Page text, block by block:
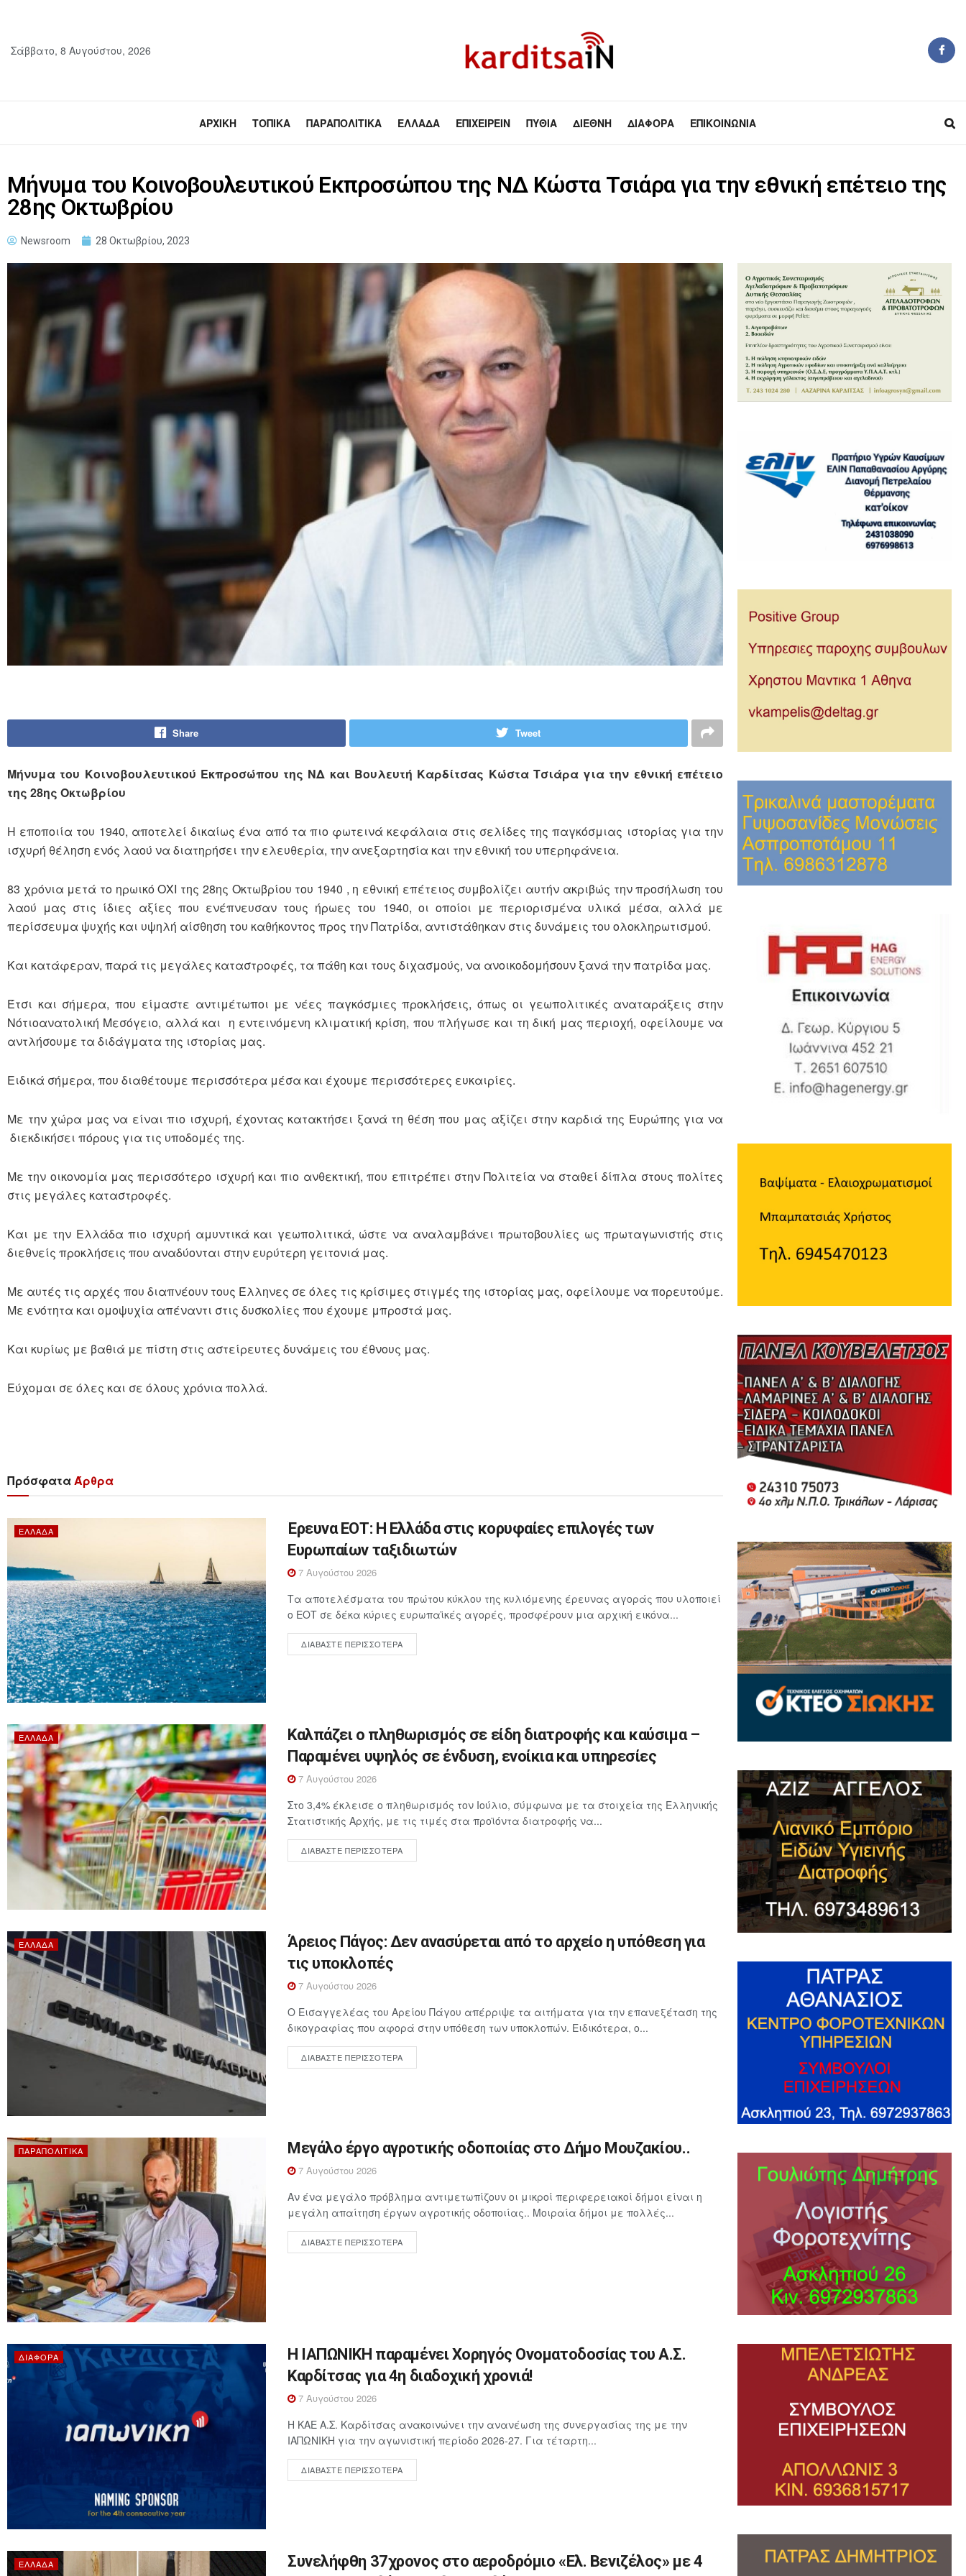
Σάββατο, 8 Αυγούστου, 2026
ΑΡΧΙΚΉ ΤΟΠΙΚΆ ΠΑΡΑΠΟΛΙΤΙΚΆ ΕΛΛΆΔΑ ΕΠΙΧΕΙΡΕΊΝ ΠΥΘΊΑ ΔΙΕΘΝΉ ΔΙΆΦΟΡΑ ΕΠΙΚΟΙΝΩΝΊΑ
Μήνυμα του Κοινοβουλευτικού Εκπροσώπου της ΝΔ Κώστα Τσιάρα για την εθνική επέτειο της
28ης Οκτωβρίου
Newsroom 28 Οκτωβρίου, 2023
Share Tweet
Μήνυμα του Κοινοβουλευτικού Εκπροσώπου της ΝΔ και Βουλευτή Καρδίτσας Κώστα Τσιάρα για την εθνική επέτειο
της 28ης Οκτωβρίου
Η εποποιία του 1940, αποτελεί δικαίως ένα από τα πιο φωτεινά κεφάλαια στις σελίδες της παγκόσμιας ιστορίας για την
ισχυρή θέληση ενός λαού να διατηρήσει την ελευθερία, την ανεξαρτησία και την εθνική του υπερηφάνεια.
83 χρόνια μετά το ηρωικό ΟΧΙ της 28ης Οκτωβρίου του 1940 , η εθνική επέτειος συμβολίζει αυτήν ακριβώς την προσήλωση του
λαού μας στις ίδιες αξίες που ενέπνευσαν τους ήρωες του 1940, οι οποίοι με περιορισμένα υλικά μέσα, αλλά με
περίσσευμα ψυχής και υψηλή αίσθηση του καθήκοντος προς την Πατρίδα, αντιστάθηκαν στις δυνάμεις του ολοκληρωτισμού.
Και κατάφεραν, παρά τις μεγάλες καταστροφές, τα πάθη και τους διχασμούς, να ανοικοδομήσουν ξανά την πατρίδα μας.
Έτσι και σήμερα, που είμαστε αντιμέτωποι με νέες παγκόσμιες προκλήσεις, όπως οι γεωπολιτικές αναταράξεις στην
Νότιοανατολική Μεσόγειο, αλλά και η εντεινόμενη κλιματική κρίση, που πλήγωσε και τη δική μας περιοχή, οφείλουμε να
αντλήσουμε τα διδάγματα της ιστορίας μας.
Ειδικά σήμερα, που διαθέτουμε περισσότερα μέσα και έχουμε περισσότερες ευκαιρίες.
Με την χώρα μας να είναι πιο ισχυρή, έχοντας κατακτήσει ξανά τη θέση που μας αξίζει στην καρδιά της Ευρώπης για να
διεκδικήσει πόρους για τις υποδομές της.
Με την οικονομία μας περισσότερο ισχυρή και πιο ανθεκτική, που επιτρέπει στην Πολιτεία να σταθεί δίπλα στους πολίτες
στις μεγάλες καταστροφές.
Και με την Ελλάδα πιο ισχυρή αμυντικά και γεωπολιτικά, ώστε να αναλαμβάνει πρωτοβουλίες ως πρωταγωνιστής στις
διεθνείς προκλήσεις που αναδύονται στην ευρύτερη γειτονιά μας.
Με αυτές τις αρχές που διαπνέουν τους Έλληνες σε όλες τις κρίσιμες στιγμές της ιστορίας μας, οφείλουμε να πορευτούμε.
Με ενότητα και ομοψυχία απέναντι στις δυσκολίες που έχουμε μπροστά μας.
Και κυρίως με βαθιά με πίστη στις αστείρευτες δυνάμεις του έθνους μας.
Εύχομαι σε όλες και σε όλους χρόνια πολλά.
ΠρόσφαταΆρθρα
ΕΛΛΆΔΑ
Έρευνα ΕΟΤ: Η Ελλάδα στις κορυφαίες επιλογές των
Ευρωπαίων ταξιδιωτών
7 Αυγούστου 2026
Τα αποτελέσματα του πρώτου κύκλου της κυλιόμενης έρευνας αγοράς που υλοποιεί
ο ΕΟΤ σε δέκα κύριες ευρωπαϊκές αγορές, προσφέρουν μια αρχική εικόνα...
ΔΙΑΒΆΣΤΕ ΠΕΡΙΣΣΌΤΕΡΑ
ΕΛΛΆΔΑ
Καλπάζει ο πληθωρισμός σε είδη διατροφής και καύσιμα –
Παραμένει υψηλός σε ένδυση, ενοίκια και υπηρεσίες
7 Αυγούστου 2026
Στο 3,4% έκλεισε ο πληθωρισμός τον Ιούλιο, σύμφωνα με τα στοιχεία της Ελληνικής
Στατιστικής Αρχής, με τις τιμές στα προϊόντα διατροφής να...
ΔΙΑΒΆΣΤΕ ΠΕΡΙΣΣΌΤΕΡΑ
ΕΛΛΆΔΑ
Άρειος Πάγος: Δεν ανασύρεται από το αρχείο η υπόθεση για
τις υποκλοπές
7 Αυγούστου 2026
Ο Εισαγγελέας του Αρείου Πάγου απέρριψε τα αιτήματα για την επανεξέταση της
δικογραφίας που αφορά στην υπόθεση των υποκλοπών. Ειδικότερα, ο...
ΔΙΑΒΆΣΤΕ ΠΕΡΙΣΣΌΤΕΡΑ
ΠΑΡΑΠΟΛΙΤΙΚΆ Μεγάλο έργο αγροτικής οδοποιίας στο Δήμο Μουζακίου..
7 Αυγούστου 2026
Αν ένα μεγάλο πρόβλημα αντιμετωπίζουν οι μικροί περιφερειακοί δήμοι είναι η
μεγάλη απαίτηση έργων αγροτικής οδοποιίας.. Μοιραία δήμοι με πολλές...
ΔΙΑΒΆΣΤΕ ΠΕΡΙΣΣΌΤΕΡΑ
ΔΙΆΦΟΡΑ
Η ΙΑΠΩΝΙΚΗ παραμένει Χορηγός Ονοματοδοσίας του Α.Σ.
Καρδίτσας για 4η διαδοχική χρονιά!
7 Αυγούστου 2026
Η ΚΑΕ Α.Σ. Καρδίτσας ανακοινώνει την ανανέωση της συνεργασίας της με την
ΙΑΠΩΝΙΚΗ για την αγωνιστική περίοδο 2026-27. Για τέταρτη...
ΔΙΑΒΆΣΤΕ ΠΕΡΙΣΣΌΤΕΡΑ
ΕΛΛΆΔΑ
Συνελήφθη 37χρονος στο αεροδρόμιο «Ελ. Βενιζέλος» με 4